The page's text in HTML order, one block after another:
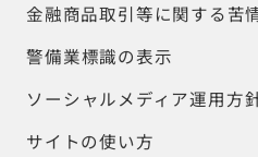
金融商品取引等に関する苦
警備業標識の表示
ソーシャルメディア運用方
サイトの使い方